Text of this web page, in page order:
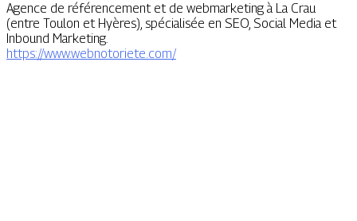
Agence de référencement et de webmarketing à La Crau
(entre Toulon et Hyères), spécialisée en SEO, Social Media et
Inbound Marketing.
https://www.webnotoriete.com/